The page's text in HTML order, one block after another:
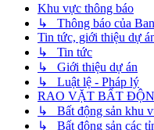
Khu vực thông báo
↳ Thông báo của
Tin tức, giới thiệu dự
↳ Tin tức
↳ Giới thiệu dự án
↳ Luật lệ - Pháp lý
RAO VẶT BẤT
↳ Bất động sản khu
↳ Bất động sản các